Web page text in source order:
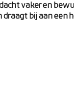
intuïtie
vaker en
draagt bij aan een